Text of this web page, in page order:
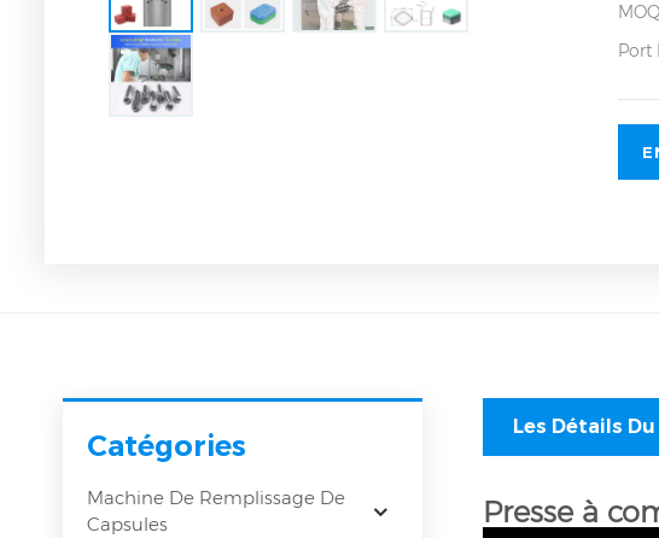
Port
Catégories
Machine De Remplissage De
Capsules
Les Détails
Presse à